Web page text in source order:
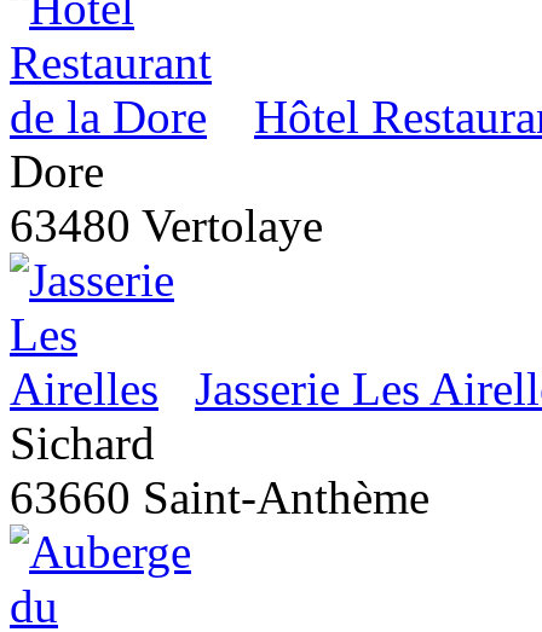
Hôtel
Dore
63480 Vertolaye
Jasserie Les
Sichard
63660 Saint-Anthème